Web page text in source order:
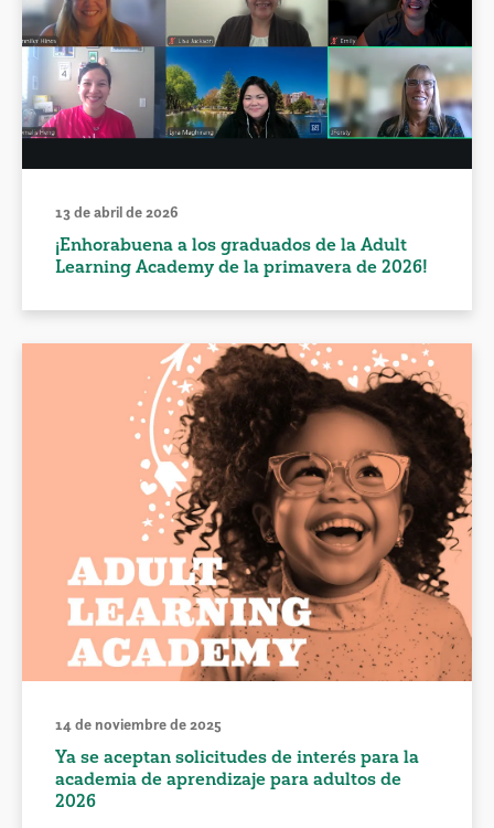
13 de abril de 2026
¡Enhorabuena a los graduados de la Adult
Learning Academy de la primavera de 2026!
14 de noviembre de 2025
Ya se aceptan solicitudes de interés para la
academia de aprendizaje para adultos de
2026